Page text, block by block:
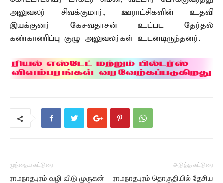
அலுவலர் சிவக்குமார், ஊராட்சிகளின் உதவி
இயக்குனர் கேசவதாசன் உட்பட தேர்தல்
கண்காணிப்பு குழு அலுவலர்கள் உடனடிருந்தனர்.
முந்தைய கட்டுரை
ராமநாதபுரம் வழி விடு முருகன்
அடுத்த கட்டுரை
ராமநாதபுரம் தொகுதியில் தேசிய